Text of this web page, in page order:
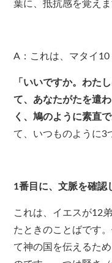
葉に、抵抗感を覚えま
A ：これは、マタイ 10
「いいですか。わた
て、あなたがたを遣
く、鳩のように素直
て、いつものように3
1番目に、文脈を確認
これは、イエスが12
たときのことばです
て神の国を伝えるた